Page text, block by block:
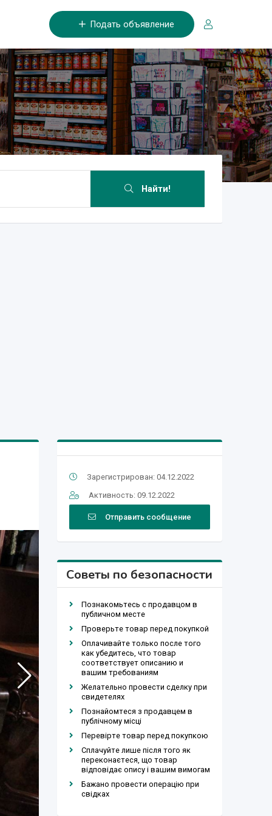
Подать объявление
Найти!
Зарегистрирован: 04.12.2022
Активность: 09.12.2022
Отправить сообщение
Советы по безопасности
Познакомьтесь с продавцом в
публичном месте
Проверьте товар перед покупкой
Оплачивайте только после того
как убедитесь, что товар
соответствует описанию и
вашим требованиям
Желательно провести сделку при
свидетелях
Познайомтеся з продавцем в
публічному місці
Перевірте товар перед покупкою
Сплачуйте лише після того як
переконаєтеся, що товар
відповідає опису і вашим вимогам
Бажано провести операцію при
свідках